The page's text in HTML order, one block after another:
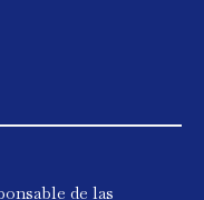
de las